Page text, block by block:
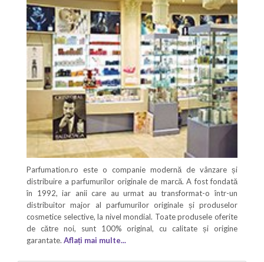
Parfumation.ro este o companie modernă de vânzare și
distribuire a parfumurilor originale de marcă. A fost fondată
în 1992, iar anii care au urmat au transformat-o într-un
distribuitor major al parfumurilor originale și produselor
cosmetice selective, la nivel mondial. Toate produsele oferite
de către noi, sunt 100% original, cu calitate și origine
garantate. Aflați mai multe...